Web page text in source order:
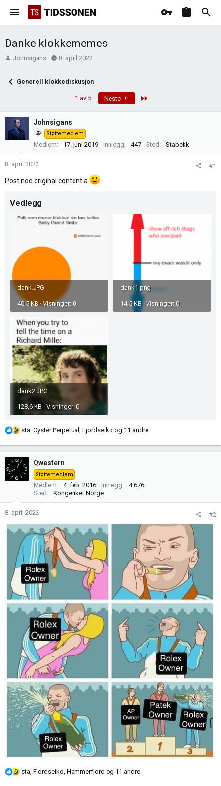
Danke klokkememes
T
å
a
r
t
Johnsigans
O
p
e
t
8. april 2022
Generell klokkediskusjon
1 av 5 Neste
Johnsigans
Støttemedlem
Medlem 17. juni 2019 Innlegg 447 Sted Stabekk
8. april 2022 #1
Post noe original content a
Vedlegg
dank.JPG
40,5 KB · Visninger: 0
dank1.png
14,5 KB · Visninger: 0
dank2.JPG
128,6 KB · Visninger: 0
R
k
j
e
:
sta Oyster Perpetual Fjordseiko og 11 andre
Qwestern
Støttemedlem
Medlem 4. feb. 2016 Innlegg
4.676
Sted
Kongeriket Norge
8. april 2022 #2
R
sta, Fjordseiko, Hammerfjord og 11 andre